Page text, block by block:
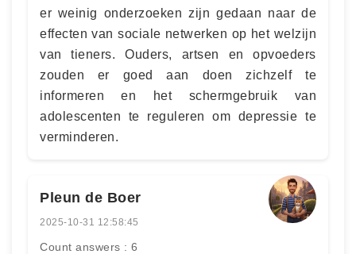
er weinig onderzoeken zijn gedaan naar de
effecten van sociale netwerken op het welzijn
van tieners. Ouders, artsen en opvoeders
zouden er goed aan doen zichzelf te
informeren en het schermgebruik van
adolescenten te reguleren om depressie te
verminderen.
Pleun de Boer
2025-10-31 12:58:45
Count answers : 6